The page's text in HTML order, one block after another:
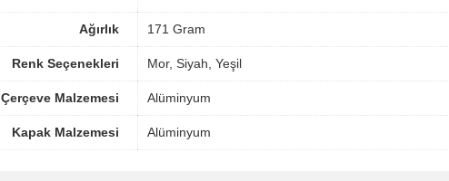
Ağırlık 171 Gram
Renk Seçenekleri Mor, Siyah, Yeşil
Çerçeve Malzemesi Alüminyum
Kapak Malzemesi Alüminyum